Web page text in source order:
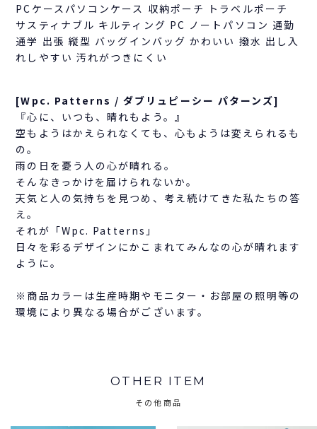
PCケースパソコンケース 収納ポーチ トラベルポーチ
サスティナブル キルティング PC ノートパソコン 通勤
通学 出張 縦型 バッグインバッグ かわいい 撥水 出し入
れしやすい 汚れがつきにくい
[Wpc. Patterns / ダブリュピーシー パターンズ]
『心に、いつも、晴れもよう。』
空もようはかえられなくても、心もようは変えられるも
の。
雨の日を憂う人の心が晴れる。
そんなきっかけを届けられないか。
天気と人の気持ちを見つめ、考え続けてきた私たちの答
え。
それが「Wpc. Patterns」
日々を彩るデザインにかこまれてみんなの心が晴れます
ように。
※商品カラーは生産時期やモニター・お部屋の照明等の
環境により異なる場合がございます。
OTHER ITEM
その他商品